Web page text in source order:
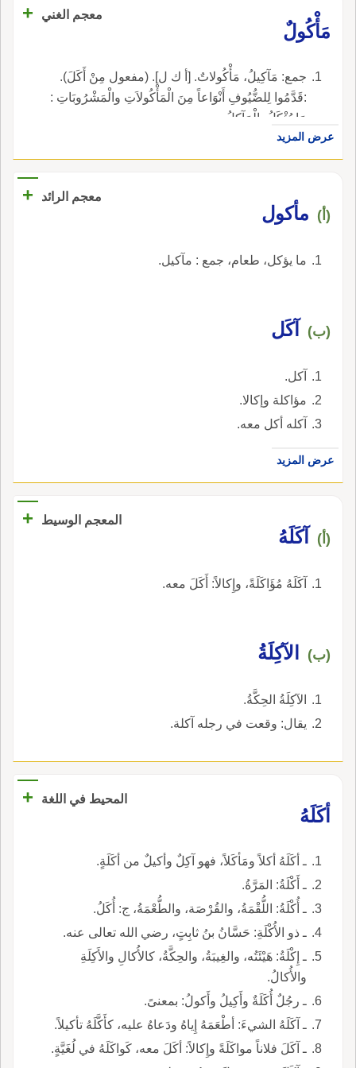
معجم الغني
+
مَأْكُولٌ
جمع: مَآكِيلُ، مَأْكُولاتٌ. [أ ك ل]. (مفعول مِنْ أَكَلَ).
:قَدَّمُوا لِلضُّيُوفِ أَنْوَاعاً مِنَ الْمَأْكُولاَتِ والْمَشْرُوبَاتِ :
مَا يُؤْكَلُ، الْمَآكِلُ.
عرض المزيد
معجم الرائد +
(أ) مأكول
ما يؤكل، طعام، جمع : مآكيل.
(ب) آكَل
آكل.
مؤاكلة وإكالا.
آكله أكل معه.
عرض المزيد
المعجم الوسيط +
(أ) آكَلَهُ
آكَلَهُ مُؤَاكَلَةً، وإِكالاً: أَكَلَ معه.
(ب) الآكِلَةُ
الآكِلَةُ الحِكَّةُ.
يقال: وقعت في رجله آكلة.
المحيط في اللغة
+
أكَلَهُ
ـ أكَلَهُ أكلاً ومَأكَلاً، فهو آكِلٌ وأكيلٌ من أكَلَةٍ.
ـ أَكْلَةُ: المَرَّةُ.
ـ أُكْلَةُ: اللُّقْمَةُ، والقُرْصَة، والطُّعْمَةُ، ج: أُكَلُ.
ـ ذو الأُكْلَةِ: حَسَّانُ بنُ ثابِتٍ، رضي الله تعالى عنه.
ـ إِكْلَةُ: هَيْئَتُه، والغِيبَةُ، والحِكَّةُ، كالأُكالِ والأَكِلَةِ
والأُكالُ.
ـ رجُلٌ أُكَلَةٌ وأَكِيلُ وأَكولُ: بمعنىً.
ـ آكَلَهُ الشيءَ: أطْعَمَهُ إِياهُ ودَعاهُ عليه، كأَكَّلَهُ تأكيلاً.
ـ آكَلَ فلاناً مواكَلَةً وإِكالاً: أكَلَ معه، كَواكَلَهُ في لُغَيَّةٍ.